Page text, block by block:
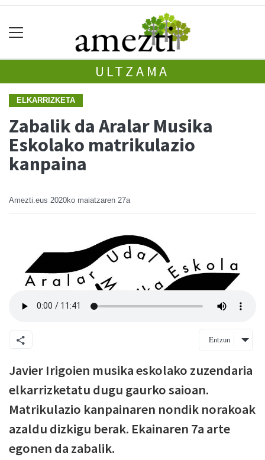
ULTZAMA
ELKARRIZKETA
Zabalik da Aralar Musika
Eskolako matrikulazio
kanpaina
Amezti.eus 2020ko maiatzaren 27a
Entzun
Javier Irigoien musika eskolako zuzendaria
elkarrizketatu dugu gaurko saioan.
Matrikulazio kanpainaren nondik norakoak
azaldu dizkigu berak. Ekainaren 7a arte
egonen da zabalik.